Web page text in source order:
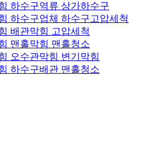
하수구역류 상가하수구
하수구업체 하수구고압세척
배관막힘 고압세척
맨홀막힘 맨홀청소
오수관막힘 변기막힘
하수구배관 맨홀청소